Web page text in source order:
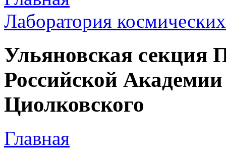
Лаборатория
Ульяновская секция
Российской
Циолковского
Главная